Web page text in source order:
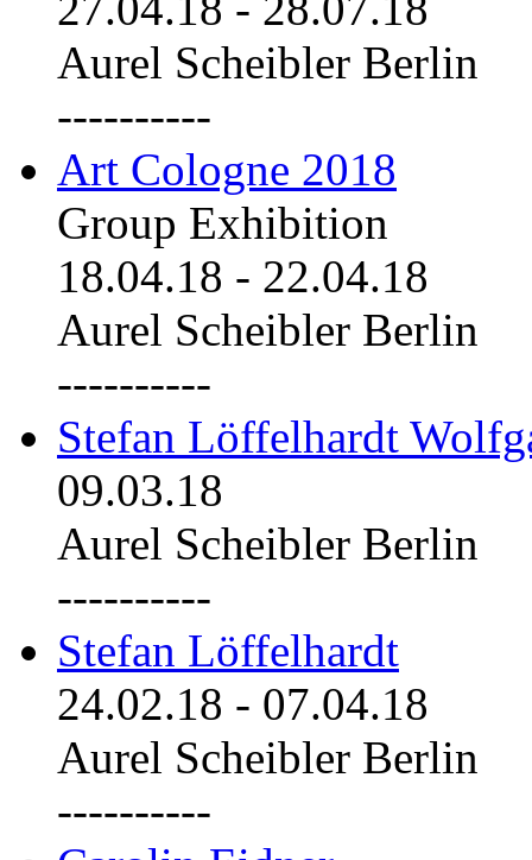
Aurel Scheibler Berlin
----------
Art Cologne 2018
Group Exhibition
18.04.18 - 22.04.18
Aurel Scheibler Berlin
----------
Stefan Löffelhardt
09.03.18
Aurel Scheibler Berlin
----------
Stefan Löffelhardt
24.02.18 - 07.04.18
Aurel Scheibler Berlin
----------